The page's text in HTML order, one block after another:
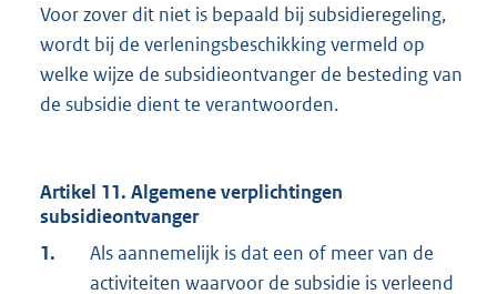
Voor zover dit niet is bepaald bij subsidieregeling,
wordt bij de verleningsbeschikking vermeld op
welke wijze de subsidieontvanger de besteding van
de subsidie dient te verantwoorden.
Artikel 11. Algemene verplichtingen
subsidieontvanger
1.
Als aannemelijk is dat een of meer van de
activiteiten waarvoor de subsidie is verleend